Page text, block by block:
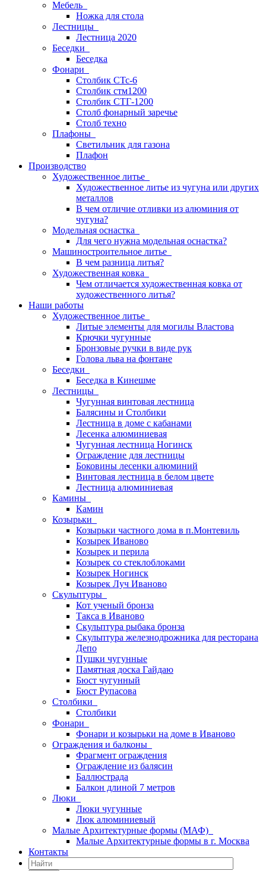
Мебель
Ножка для стола
Лестницы
Лестница 2020
Беседки
Беседка
Фонари
Столбик СТс-6
Столбик стм1200
Столбик СТГ-1200
Столб фонарный заречье
Столб техно
Плафоны
Светильник для газона
Плафон
Производство
Художественное литье
Художественное литье из чугуна или других
металлов
В чем отличие отливки из алюминия от
чугуна?
Модельная оснастка
Для чего нужна модельная оснастка?
Машиностроительное литье
В чем разница литья?
Художественная ковка
Чем отличается художественная ковка от
художественного литья?
Наши работы
Художественное литье
Литые элементы для могилы Властова
Крючки чугунные
Бронзовые ручки в виде рук
Голова льва на фонтане
Беседки
Беседка в Кинешме
Лестницы
Чугунная винтовая лестница
Балясины и Столбики
Лестница в доме с кабанами
Лесенка алюминиевая
Чугунная лестница Ногинск
Ограждение для лестницы
Боковины лесенки алюминий
Винтовая лестница в белом цвете
Лестница алюминиевая
Камины
Камин
Козырьки
Козырьки частного дома в п.Монтевиль
Козырек Иваново
Козырек и перила
Козырек со стеклоблоками
Козырек Ногинск
Козырек Луч Иваново
Скульптуры
Кот ученый бронза
Такса в Иваново
Скульптура рыбака бронза
Скульптура железнодрожника для ресторана
Депо
Пушки чугунные
Памятная доска Гайдаю
Бюст чугунный
Бюст Рупасова
Столбики
Столбики
Фонари
Фонари и козырьки на доме в Иваново
Ограждения и балконы
Фрагмент ограждения
Ограждение из балясин
Баллюстрада
Балкон длиной 7 метров
Люки
Люки чугунные
Люк алюминиевый
Малые Архитектурные формы (МАФ)
Малые Архитектурные формы в г. Москва
Контакты